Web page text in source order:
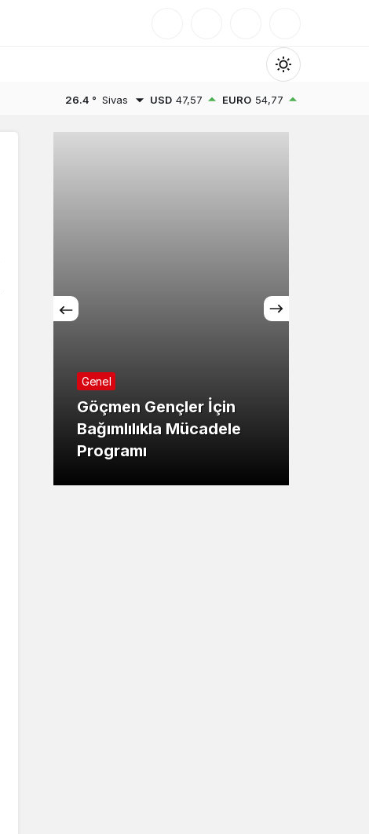
Mod
değiştir
26.4 ° Sivas USD 47,57 EURO 54,77
Genel
Göçmen Gençler İçin
Bağımlılıkla Mücadele
Programı